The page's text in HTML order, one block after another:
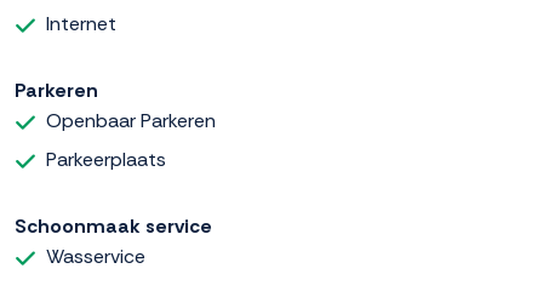
Internet
Parkeren
Openbaar Parkeren
Parkeerplaats
Schoonmaak service
Wasservice